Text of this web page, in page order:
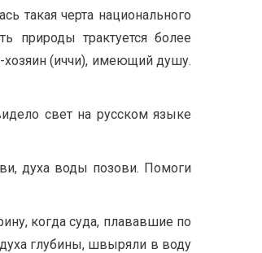
такая черта национального
природы трактуется более
хозяин (иччи), имеющий душу.
свет на русском языке
духа воды позови. Помоги
когда суда, плававшие по
глубины, швыряли в воду